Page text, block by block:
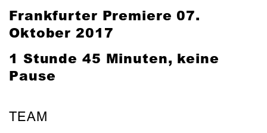
Frankfurter Premiere 07.
Oktober 2017
1 Stunde 45 Minuten, keine
Pause
TEAM